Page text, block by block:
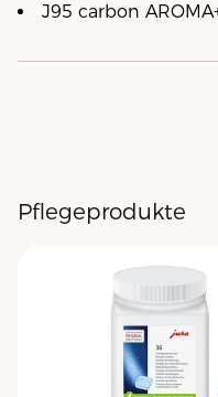
J95 carbon
Pflegeprodukte